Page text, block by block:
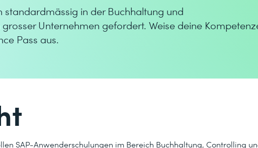
standardmässig in der Buchhaltung und
Unternehmen gefordert. Weise deine
Pass aus.
SAP-Anwenderschulungen im Bereich Buchhaltung, Controlling